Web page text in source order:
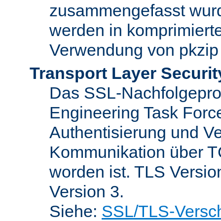
zusammengefasst
werden in
Verwendung von
Transport Layer
Das SSL-
Engineering Task
Authentisierung und
Kommunikation über
worden ist. TLS
Version 3.
Siehe: SSL/TLS-